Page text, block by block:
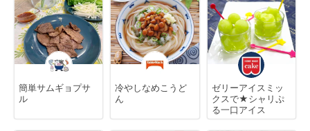
簡単サムギョプサ
ル
冷やしなめこうど
ん
ゼリーアイスミッ
クスで★シャリぷ
る一口アイス